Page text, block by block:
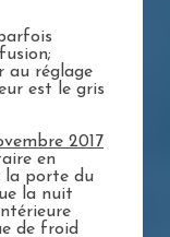
au réglage
est le gris
2017
en
la porte du
la nuit
de froid